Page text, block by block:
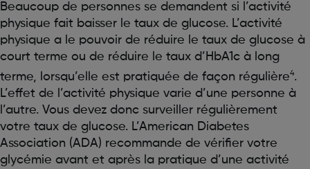
Beaucoup de personnes se demandent si l’activité
physique fait baisser le taux de glucose. L’activité
physique a le pouvoir de réduire le taux de glucose à
court terme ou de réduire le taux d’HbA1c à long
terme, lorsqu’elle est pratiquée de façon régulière4.
L’effet de l’activité physique varie d’une personne à
l’autre. Vous devez donc surveiller régulièrement
votre taux de glucose. L’American Diabetes
Association (ADA) recommande de vérifier votre
glycémie avant et après la pratique d’une activité